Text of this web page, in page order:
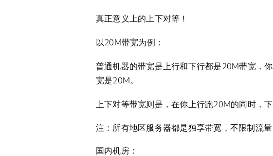
真正意义上的上下对等！
以20M带宽为例：
普通机器的带宽是上行和下行都是20M带宽，
宽是20M。
上下对等带宽则是，在你上行跑20M的同时，
注：所有地区服务器都是独享带宽，不限制流量
国内机房：